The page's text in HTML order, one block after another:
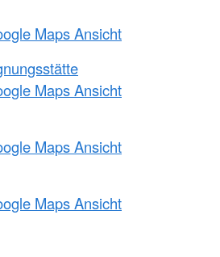
Maps Ansicht
Maps Ansicht
Maps Ansicht
Maps Ansicht